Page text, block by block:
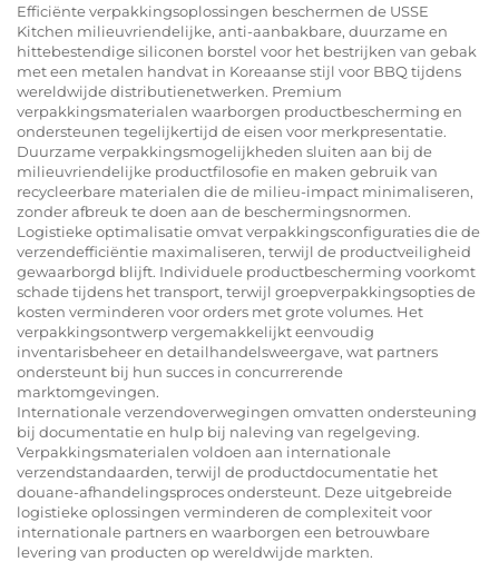
Efficiënte verpakkingsoplossingen beschermen de USSE
Kitchen milieuvriendelijke, anti-aanbakbare, duurzame en
hittebestendige siliconen borstel voor het bestrijken van gebak
met een metalen handvat in Koreaanse stijl voor BBQ tijdens
wereldwijde distributienetwerken. Premium
verpakkingsmaterialen waarborgen productbescherming en
ondersteunen tegelijkertijd de eisen voor merkpresentatie.
Duurzame verpakkingsmogelijkheden sluiten aan bij de
milieuvriendelijke productfilosofie en maken gebruik van
recycleerbare materialen die de milieu-impact minimaliseren,
zonder afbreuk te doen aan de beschermingsnormen.
Logistieke optimalisatie omvat verpakkingsconfiguraties die de
verzendefficiëntie maximaliseren, terwijl de productveiligheid
gewaarborgd blijft. Individuele productbescherming voorkomt
schade tijdens het transport, terwijl groepverpakkingsopties de
kosten verminderen voor orders met grote volumes. Het
verpakkingsontwerp vergemakkelijkt eenvoudig
inventarisbeheer en detailhandelsweergave, wat partners
ondersteunt bij hun succes in concurrerende
marktomgevingen.
Internationale verzendoverwegingen omvatten ondersteuning
bij documentatie en hulp bij naleving van regelgeving.
Verpakkingsmaterialen voldoen aan internationale
verzendstandaarden, terwijl de productdocumentatie het
douane-afhandelingsproces ondersteunt. Deze uitgebreide
logistieke oplossingen verminderen de complexiteit voor
internationale partners en waarborgen een betrouwbare
levering van producten op wereldwijde markten.